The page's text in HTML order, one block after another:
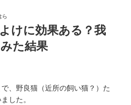
ら
けに効果ある？我
た結果
、野良猫（近所の飼い猫？）た
した。